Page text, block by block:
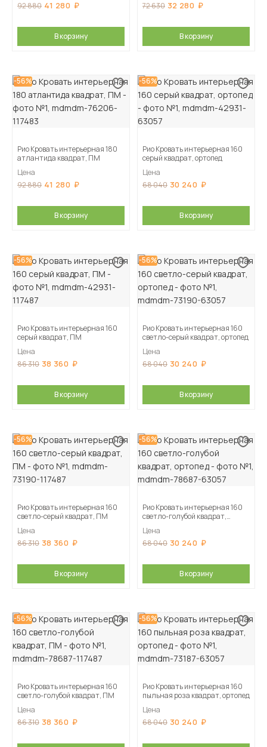
92 880 41 280
В корзину
72 630 32 280
В корзину
-56%
Рио Кровать интерьерная 180
атлантида квадрат, ПМ
Цена
92 880 41 280
В корзину
-56%
Рио Кровать интерьерная 160
серый квадрат, ортопед
Цена
68 040 30 240
В корзину
-56%
Рио Кровать интерьерная 160
серый квадрат, ПМ
Цена
86 310 38 360
В корзину
-56%
Рио Кровать интерьерная 160
светло-серый квадрат, ортопед
Цена
68 040 30 240
В корзину
-56%
Рио Кровать интерьерная 160
светло-серый квадрат, ПМ
Цена
86 310 38 360
В корзину
-56%
Рио Кровать интерьерная 160
светло-голубой квадрат,
Цена
68 040 30 240
В корзину
-56%
Рио Кровать интерьерная 160
светло-голубой квадрат, ПМ
Цена
86 310 38 360
-56%
Рио Кровать интерьерная 160
пыльная роза квадрат, ортопед
Цена
68 040 30 240